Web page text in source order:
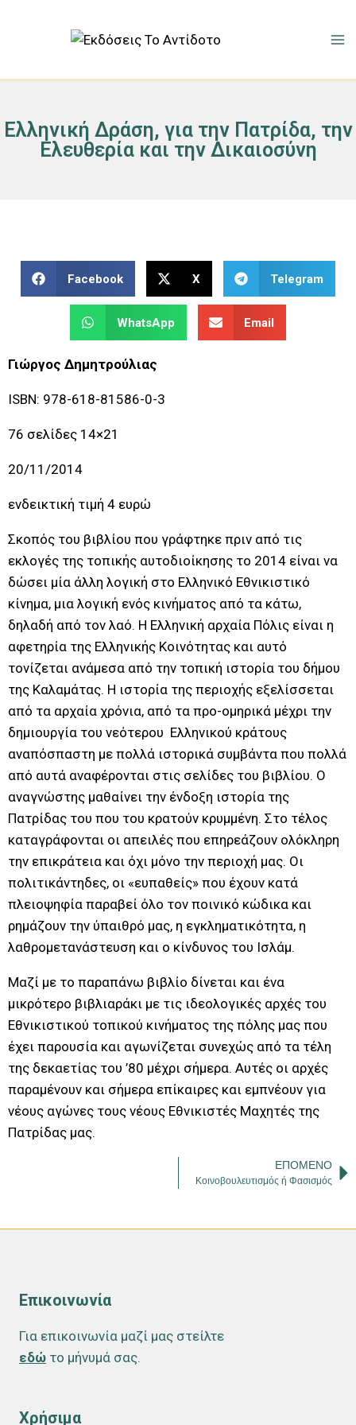
Ελληνική Δράση, για την Πατρίδα, την
Ελευθερία και την Δικαιοσύνη
Facebook X Telegram
WhatsApp Email
Γιώργος Δημητρούλιας
ISBN: 978-618-81586-0-3
76 σελίδες 14×21
20/11/2014
ενδεικτική τιμή 4 ευρώ
Σκοπός του βιβλίου που γράφτηκε πριν από τις
εκλογές της τοπικής αυτοδιοίκησης το 2014 είναι να
δώσει μία άλλη λογική στο Ελληνικό Εθνικιστικό
κίνημα, μια λογική ενός κινήματος από τα κάτω,
δηλαδή από τον λαό. Η Ελληνική αρχαία Πόλις είναι η
αφετηρία της Ελληνικής Κοινότητας και αυτό
τονίζεται ανάμεσα από την τοπική ιστορία του δήμου
της Καλαμάτας. Η ιστορία της περιοχής εξελίσσεται
από τα αρχαία χρόνια, από τα προ-ομηρικά μέχρι την
δημιουργία του νεότερου Ελληνικού κράτους
αναπόσπαστη με πολλά ιστορικά συμβάντα που πολλά
από αυτά αναφέρονται στις σελίδες του βιβλίου. Ο
αναγνώστης μαθαίνει την ένδοξη ιστορία της
Πατρίδας του που του κρατούν κρυμμένη. Στο τέλος
καταγράφονται οι απειλές που επηρεάζουν ολόκληρη
την επικράτεια και όχι μόνο την περιοχή μας. Οι
πολιτικάντηδες, οι «ευπαθείς» που έχουν κατά
πλειοψηφία παραβεί όλο τον ποινικό κώδικα και
ρημάζουν την ύπαιθρό μας, η εγκληματικότητα, η
λαθρομετανάστευση και ο κίνδυνος του Ισλάμ.
Μαζί με το παραπάνω βιβλίο δίνεται και ένα
μικρότερο βιβλιαράκι με τις ιδεολογικές αρχές του
Εθνικιστικού τοπικού κινήματος της πόλης μας που
έχει παρουσία και αγωνίζεται συνεχώς από τα τέλη
της δεκαετίας του ’80 μέχρι σήμερα. Αυτές οι αρχές
παραμένουν και σήμερα επίκαιρες και εμπνέουν για
νέους αγώνες τους νέους Εθνικιστές Μαχητές της
Πατρίδας μας.
ΕΠΌΜΕΝΟ
Κοινοβουλευτισμός ή Φασισμός
Επικοινωνία
Για επικοινωνία μαζί μας στείλτε
εδώ το μήνυμά σας.
Χρήσιμα